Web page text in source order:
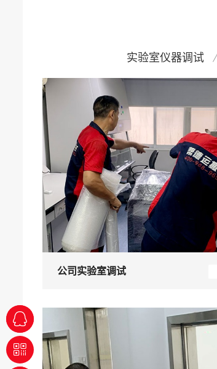
实验室仪器调试
公司实验室调试